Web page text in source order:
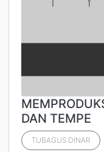
DAN TEMPE
TUBAGUS DINAR